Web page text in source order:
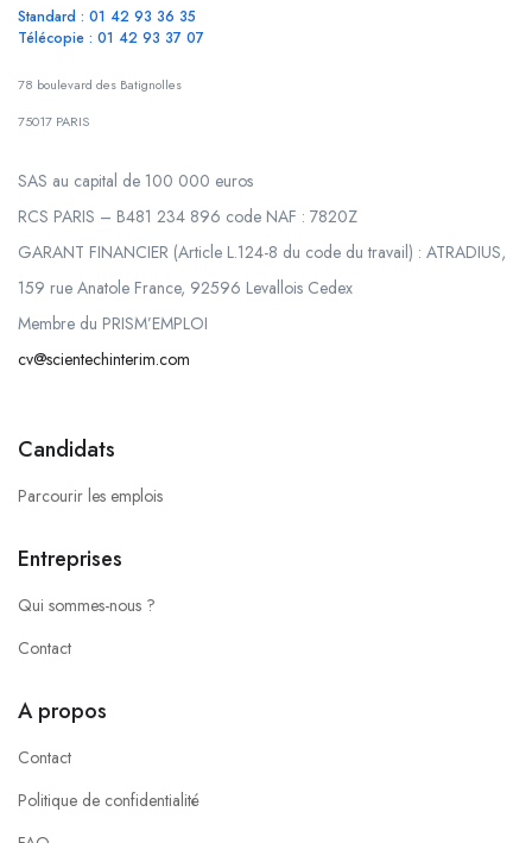
Standard : 01 42 93 36 35
Télécopie : 01 42 93 37 07
78 boulevard des Batignolles
75017 PARIS
SAS au capital de 100 000 euros
RCS PARIS – B481 234 896 code NAF : 7820Z
GARANT FINANCIER (Article L.124-8 du code du travail) : ATRADIUS,
159 rue Anatole France, 92596 Levallois Cedex
Membre du PRISM’EMPLOI
cv@scientechinterim.com
Candidats
Parcourir les emplois
Entreprises
Qui sommes-nous ?
Contact
A propos
Contact
Politique de confidentialité